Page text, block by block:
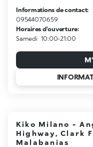
Informations de contact:
09544070659
Horaires d'ouverture:
Samedi 10:00-21:00
Kiko Milano -
Highway, Clark
Malabanias